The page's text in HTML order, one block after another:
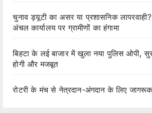
चुनाव ड्यूटी का असर या प्रशासनिक
अंचल कार्यालय पर ग्रामीणों का हंगामा
बिहटा के लई बाजार में खुला नया पुलिस ओपी,
होगी और मजबूत
रोटरी के मंच से नेत्रदान-अंगदान के लिए